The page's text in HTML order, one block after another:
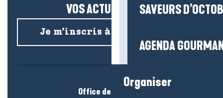
SAVEURS
AGENDA
Organiser
VOS ACTUS SALÉES !
Je m’inscris à la newsletter
Office de tourisme